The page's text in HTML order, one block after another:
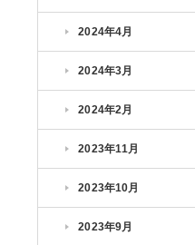
2024年4月
2024年3月
2024年2月
2023年11月
2023年10月
2023年9月